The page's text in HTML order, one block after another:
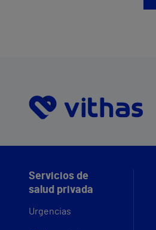
Servicios de
salud privada
Urgencias